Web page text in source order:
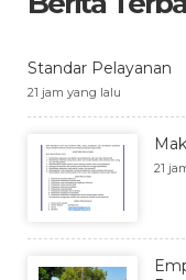
Standar Pelayanan
21 jam yang lalu
21